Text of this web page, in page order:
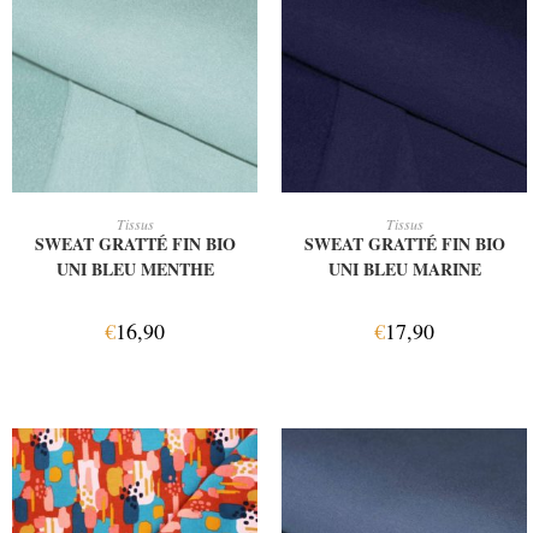
AJOUTER AU PANIER
Tissus
SWEAT GRATTÉ FIN BIO
UNI BLEU MENTHE
€16,90
AJOUTER AU PANIER
Tissus
SWEAT GRATTÉ FIN BIO
UNI BLEU MARINE
€17,90